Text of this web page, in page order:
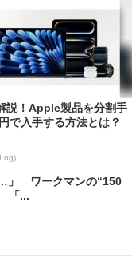
説！Apple製品を分割手
で入手する方法とは？
…」 ワークマンの“150
「...